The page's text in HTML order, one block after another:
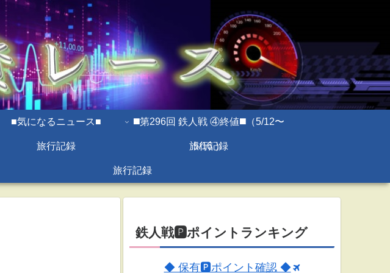
■気になるニュース■ ◼️第296回 鉄人戦 ④終値◼️（5/12〜
5/16 ）
旅行記録 旅行記録
旅行記録
鉄人戦🅿ポイントランキング
◆ 保有🅿ポイント確認 ◆